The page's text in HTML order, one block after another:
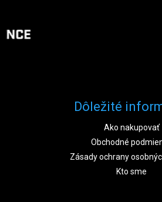
Dôležité
Ako nakupovať
Obchodné
Zásady ochrany
Kto sme